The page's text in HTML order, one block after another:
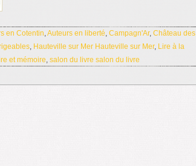
en Cotentin,Auteurs en liberté, Campagn'Ar, Château des
, Hauteville sur Mer Hauteville sur Mer, Lire à la
et mémoire, salon du livre salon du livre